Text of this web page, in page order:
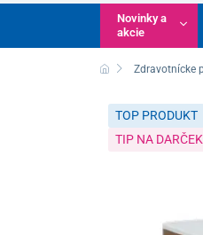
Novinky a
akcie
Zdravotnícke
TOP PRODUKT
TIP NA DARČEK